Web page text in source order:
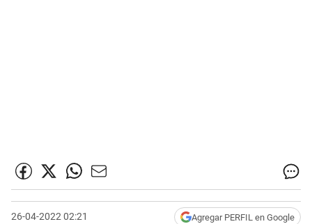
26-04-2022 02:21 Agregar PERFIL en Google